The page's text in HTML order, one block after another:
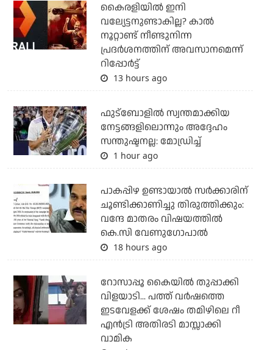
കൈരളിയില്‍ ഇനി
വല്യേട്ടനുണ്ടാകില്ല? കാല്‍
നൂറ്റാണ്ട് നീണ്ടുനിന്ന
പ്രദര്‍ശനത്തിന് അവസാനമെന്ന്
റിപ്പോര്‍ട്ട്
13 hours ago
ഫുട്ബോളില്‍ സ്വന്തമാക്കിയ
നേട്ടങ്ങളിലൊന്നും അദ്ദേഹം
സന്തുഷ്ടനല്ല: മോഡ്രിച്ച്
1 hour ago
പാകപ്പിഴ ഉണ്ടായാല്‍ സര്‍ക്കാരിന്
ചൂണ്ടിക്കാണിച്ചു തിരുത്തിക്കും:
വന്ദേ മാതരം വിഷയത്തില്‍
കെ.സി വേണുഗോപാല്‍
18 hours ago
റോസാപ്പൂ കൈയില്‍ തുപ്പാക്കി
വിളയാടി... പത്ത് വര്‍ഷത്തെ
ഇടവേളക്ക് ശേഷം തമിഴിലെ റീ
എന്‍ട്രി അതിരടി മാസ്സാക്കി
വാമിക